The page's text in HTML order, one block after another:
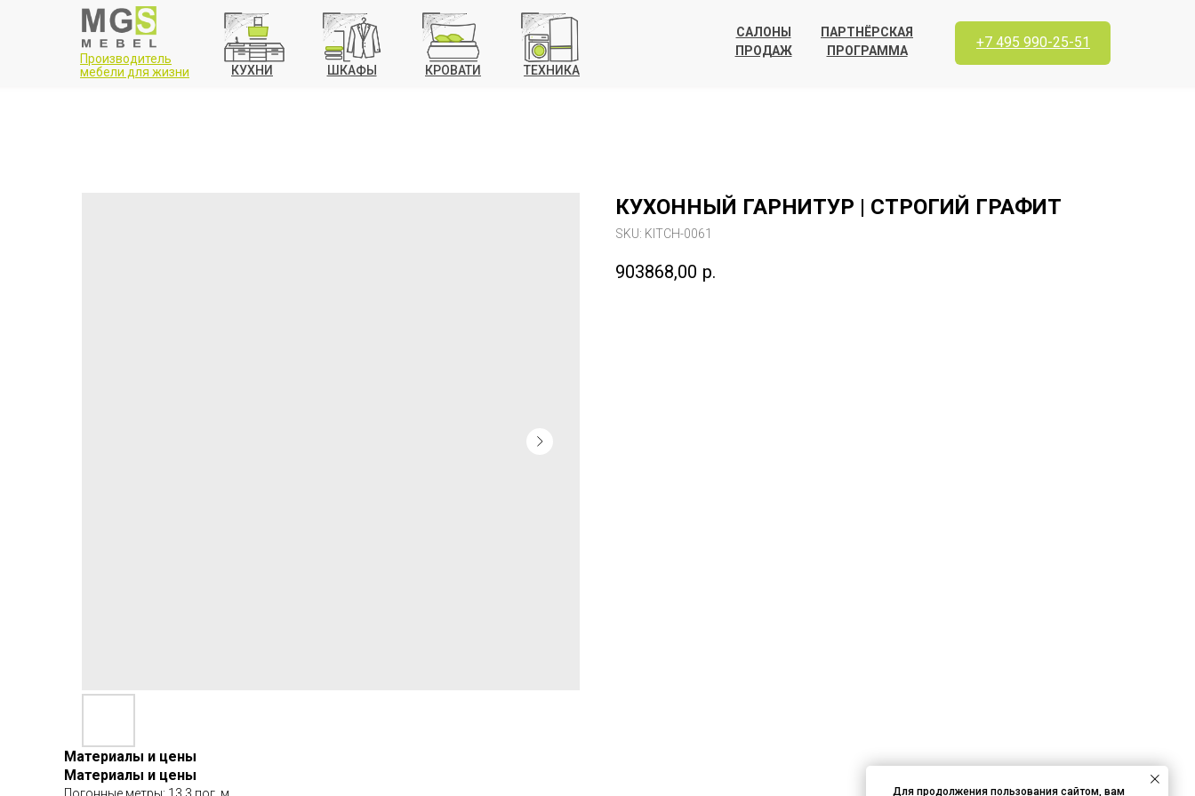
КУХНИ КРОВАТИ ТЕХНИКА
ШКАФЫ
Производитель
мебели для жизни
+7 495 990-25-51
САЛОНЫ
ПРОДАЖ
ПАРТНЁРСКАЯ
ПРОГРАММА
КУХОННЫЙ ГАРНИТУР | СТРОГИЙ ГРАФИТ
SKU: KITCH-0061
903868,00 р.
Материалы и цены
Материалы и цены
Для продолжения пользования сайтом, вам